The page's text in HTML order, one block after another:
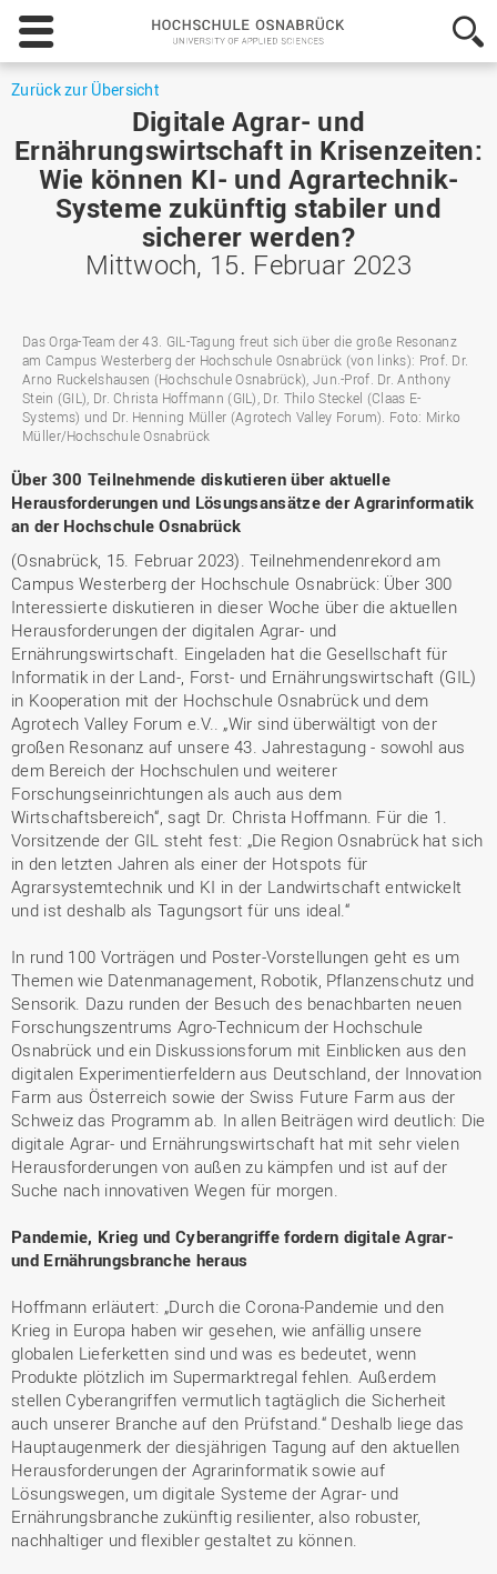
Hochschule
Osnabrück
-
Sciences
Zurück zur Übersicht
Digitale Agrar- und
Ernährungswirtschaft in Krisenzeiten:
Wie können KI- und Agrartechnik-
Systeme zukünftig stabiler und
sicherer werden?
Mittwoch, 15. Februar 2023
Das Orga-Team der 43. GIL-Tagung freut sich über die große Resonanz
am Campus Westerberg der Hochschule Osnabrück (von links): Prof. Dr.
Arno Ruckelshausen (Hochschule Osnabrück), Jun.-Prof. Dr. Anthony
Stein (GIL), Dr. Christa Hoffmann (GIL), Dr. Thilo Steckel (Claas E-
Systems) und Dr. Henning Müller (Agrotech Valley Forum). Foto: Mirko
Müller/Hochschule Osnabrück
Über 300 Teilnehmende diskutieren über aktuelle
Herausforderungen und Lösungsansätze der Agrarinformatik
an der Hochschule Osnabrück
(Osnabrück, 15. Februar 2023). Teilnehmendenrekord am
Campus Westerberg der Hochschule Osnabrück: Über 300
Interessierte diskutieren in dieser Woche über die aktuellen
Herausforderungen der digitalen Agrar- und
Ernährungswirtschaft. Eingeladen hat die Gesellschaft für
Informatik in der Land-, Forst- und Ernährungswirtschaft (GIL)
in Kooperation mit der Hochschule Osnabrück und dem
Agrotech Valley Forum e.V.. „Wir sind überwältigt von der
großen Resonanz auf unsere 43. Jahrestagung - sowohl aus
dem Bereich der Hochschulen und weiterer
Forschungseinrichtungen als auch aus dem
Wirtschaftsbereich“, sagt Dr. Christa Hoffmann. Für die 1.
Vorsitzende der GIL steht fest: „Die Region Osnabrück hat sich
in den letzten Jahren als einer der Hotspots für
Agrarsystemtechnik und KI in der Landwirtschaft entwickelt
und ist deshalb als Tagungsort für uns ideal.“
In rund 100 Vorträgen und Poster-Vorstellungen geht es um
Themen wie Datenmanagement, Robotik, Pflanzenschutz und
Sensorik. Dazu runden der Besuch des benachbarten neuen
Forschungszentrums Agro-Technicum der Hochschule
Osnabrück und ein Diskussionsforum mit Einblicken aus den
digitalen Experimentierfeldern aus Deutschland, der Innovation
Farm aus Österreich sowie der Swiss Future Farm aus der
Schweiz das Programm ab. In allen Beiträgen wird deutlich: Die
digitale Agrar- und Ernährungswirtschaft hat mit sehr vielen
Herausforderungen von außen zu kämpfen und ist auf der
Suche nach innovativen Wegen für morgen.
Pandemie, Krieg und Cyberangriffe fordern digitale Agrar-
und Ernährungsbranche heraus
Hoffmann erläutert: „Durch die Corona-Pandemie und den
Krieg in Europa haben wir gesehen, wie anfällig unsere
globalen Lieferketten sind und was es bedeutet, wenn
Produkte plötzlich im Supermarktregal fehlen. Außerdem
stellen Cyberangriffen vermutlich tagtäglich die Sicherheit
auch unserer Branche auf den Prüfstand.“ Deshalb liege das
Hauptaugenmerk der diesjährigen Tagung auf den aktuellen
Herausforderungen der Agrarinformatik sowie auf
Lösungswegen, um digitale Systeme der Agrar- und
Ernährungsbranche zukünftig resilienter, also robuster,
nachhaltiger und flexibler gestaltet zu können.